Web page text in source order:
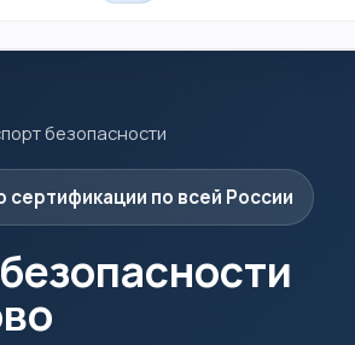
безопасности
сертификации по всей России